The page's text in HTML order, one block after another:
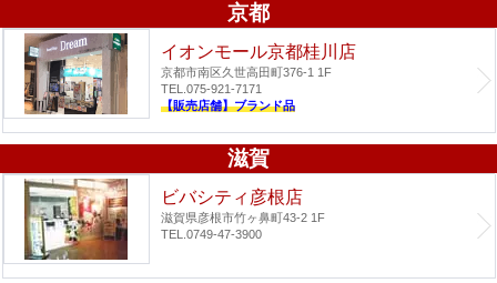
京都
イオンモール京都桂川店
京都市南区久世高田町376-1 1F
TEL.075-921-7171
【販売店舗】ブランド品
滋賀
ビバシティ彦根店
滋賀県彦根市竹ヶ鼻町43-2 1F
TEL.0749-47-3900